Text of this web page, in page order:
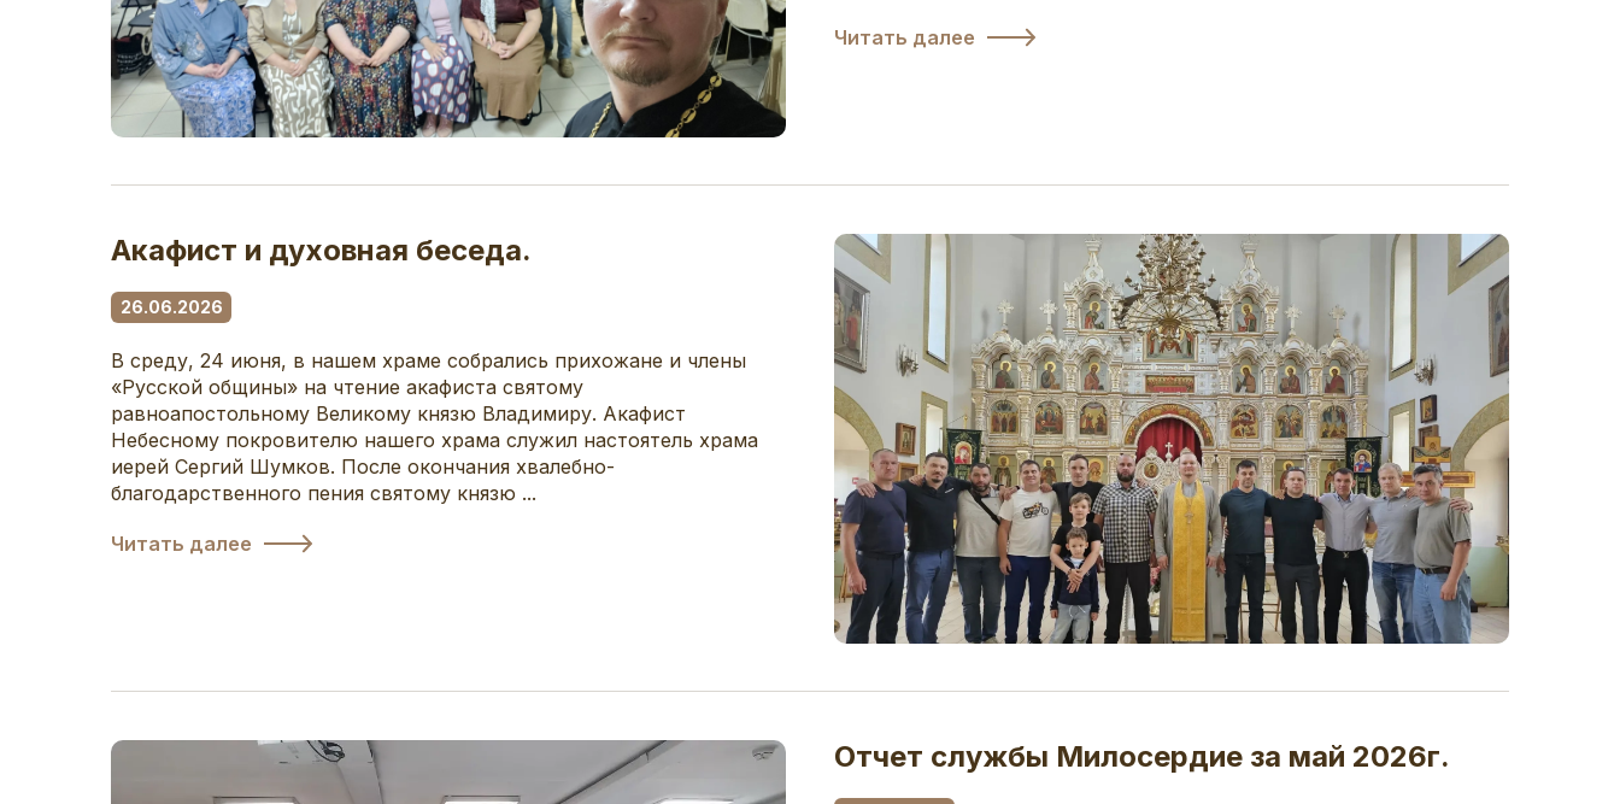
Читать далее
Акафист и духовная беседа.
26.06.2026
В среду, 24 июня, в нашем храме собрались прихожане и члены
«Русской общины» на чтение акафиста святому
равноапостольному Великому князю Владимиру. Акафист
Небесному покровителю нашего храма служил настоятель храма
иерей Сергий Шумков. После окончания хвалебно-
благодарственного пения святому князю ...
Читать далее
Отчет службы Милосердие за май 2026г.